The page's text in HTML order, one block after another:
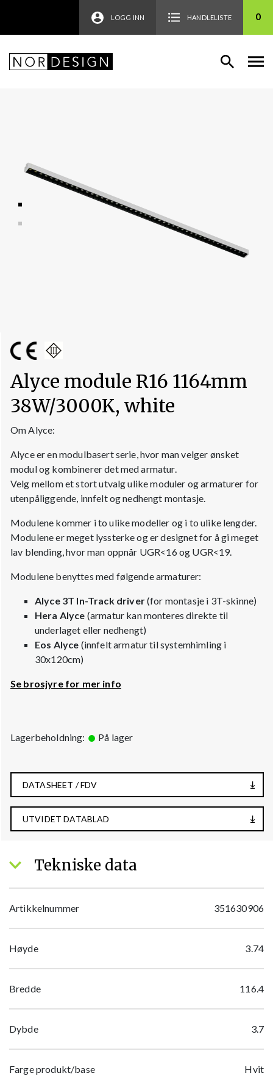
LOGG INN HANDLELISTE 0
Alyce module R16 1164mm
38W/3000K, white
Om Alyce:
Alyce er en modulbasert serie, hvor man velger ønsket
modul og kombinerer det med armatur.
Velg mellom et stort utvalg ulike moduler og armaturer for
utenpåliggende, innfelt og nedhengt montasje.
Modulene kommer i to ulike modeller og i to ulike lengder.
Modulene er meget lyssterke og er designet for å gi meget
lav blending, hvor man oppnår UGR<16 og UGR<19.
Modulene benyttes med følgende armaturer:
Alyce 3T In-Track driver(for montasje i 3T-skinne)
Hera Alyce (armatur kan monteres direkte til
underlaget eller nedhengt)
Eos Alyce (innfelt armatur til systemhimling i
30x120cm)
Se brosjyre for mer info
Lagerbeholdning: På lager
DATASHEET / FDV
UTVIDET DATABLAD
Tekniske data
Artikkelnummer 351630906
Høyde 3.74
Bredde 116.4
Dybde 3.7
Farge produkt/base Hvit